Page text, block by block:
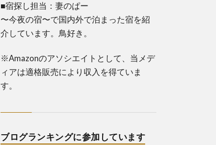
■宿探し担当：妻のぱー
〜今夜の宿〜で国内外で泊まった宿を紹
介しています。鳥好き。
※Amazonのアソシエイトとして、当メデ
ィアは適格販売により収入を得ていま
す。
ブログランキングに参加しています